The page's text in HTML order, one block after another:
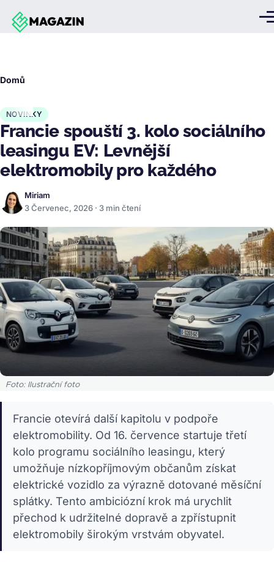
Přejít k hlavnímu obsahu
Domů
NOVINKY
Francie spouští 3. kolo sociálního
leasingu EV: Levnější
elektromobily pro každého
Miriam
3 Červenec, 2026 · 3 min čtení
Foto: Ilustrační foto
Francie otevírá další kapitolu v podpoře
elektromobility. Od 16. července startuje třetí
kolo programu sociálního leasingu, který
umožňuje nízkopříjmovým občanům získat
elektrické vozidlo za výrazně dotované měsíční
splátky. Tento ambiciózní krok má urychlit
přechod k udržitelné dopravě a zpřístupnit
elektromobily širokým vrstvám obyvatel.